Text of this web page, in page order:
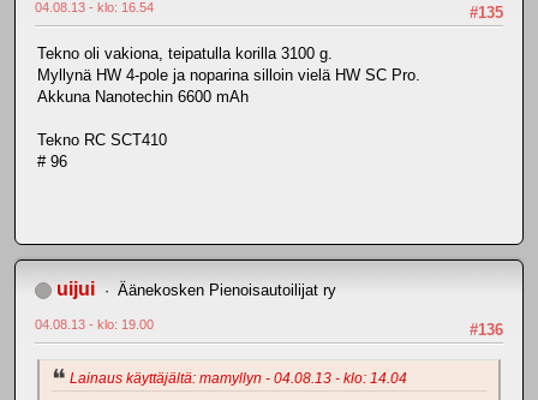
#135
04.08.13 - klo: 16.54
Tekno oli vakiona, teipatulla korilla 3100 g.
Myllynä HW 4-pole ja noparina silloin vielä HW SC Pro.
Akkuna Nanotechin 6600 mAh
Tekno RC SCT410
# 96
uijui Äänekosken Pienoisautoilijat ry
#136
04.08.13 - klo: 19.00
Lainaus käyttäjältä: mamyllyn - 04.08.13 - klo: 14.04